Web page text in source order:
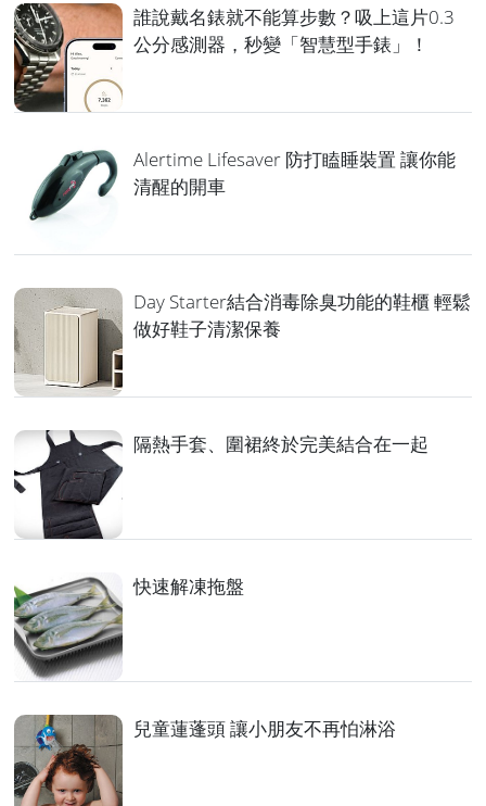
誰說戴名錶就不能算步數？吸上這片0.3
公分感測器，秒變「智慧型手錶」！
Alertime Lifesaver 防打瞌睡裝置 讓你能
清醒的開車
Day Starter結合消毒除臭功能的鞋櫃 輕鬆
做好鞋子清潔保養
隔熱手套、圍裙終於完美結合在一起
快速解凍拖盤
兒童蓮蓬頭 讓小朋友不再怕淋浴